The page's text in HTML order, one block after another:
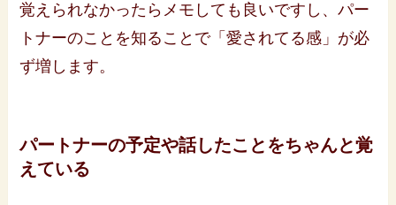
覚えられなかったらメモしても良いですし、パー
トナーのことを知ることで「愛されてる感」が必
ず増します。
パートナーの予定や話したことをちゃんと覚
えている